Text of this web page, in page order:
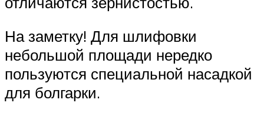
На заметку! Для шлифовки
небольшой площади нередко
пользуются специальной насадкой
для болгарки.